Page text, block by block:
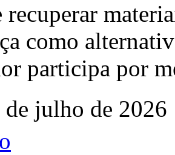
recuperar
como
participa por
de julho de 2026